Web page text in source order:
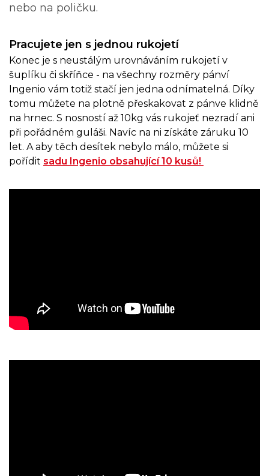
nebo na poličku.
Pracujete jen s jednou rukojetí
Konec je s neustálým urovnáváním rukojetí v
šuplíku či skříňce - na všechny rozměry pánví
Ingenio vám totiž stačí jen jedna odnímatelná. Díky
tomu můžete na plotně přeskakovat z pánve klidně
na hrnec. S nosností až 10kg vás rukojeť nezradí ani
při pořádném guláši. Navíc na ni získáte záruku 10
let. A aby těch desítek nebylo málo, můžete si
pořídit sadu Ingenio obsahující 10 kusů!